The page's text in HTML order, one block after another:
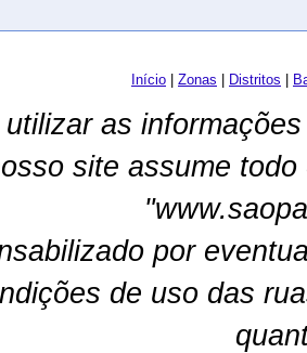
Início Zonas Distritos
utilizar as
site assume
por
de uso das